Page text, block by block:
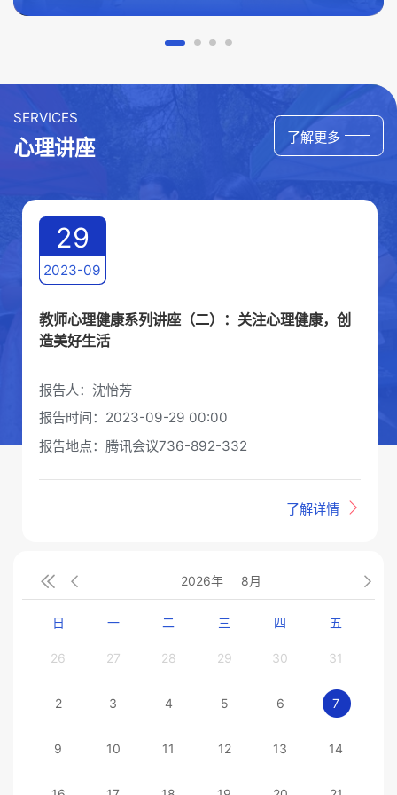
SERVICES
心理讲座 了解更多
29
2023-09
教师心理健康系列讲座（二）：关注心理健康，创
造美好生活
报告人：沈怡芳
报告时间：2023-09-29 00:00
报告地点：腾讯会议736-892-332
了解详情
08
2023-09
教师心理健康系列讲座（一）：教师心理健康特点
  2026年 8月 
日 一 二 三 四 五
26 27 28 29 30 31
2 3 4 5 6 7
9 10 11 12 13 14